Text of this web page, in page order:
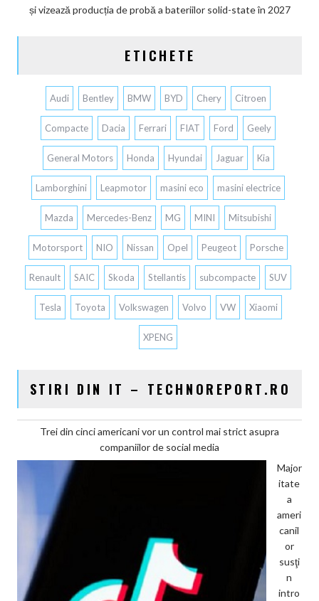
și vizează producția de probă a bateriilor solid-state în 2027
ETICHETE
Audi Bentley BMW BYD Chery Citroen
Compacte Dacia Ferrari FIAT Ford Geely
General Motors Honda Hyundai Jaguar Kia
Lamborghini Leapmotor masini eco masini electrice
Mazda Mercedes-Benz MG MINI Mitsubishi
Motorsport NIO Nissan Opel Peugeot Porsche
Renault SAIC Skoda Stellantis subcompacte SUV
Tesla Toyota Volkswagen Volvo VW Xiaomi
XPENG
STIRI DIN IT – TECHNOREPORT.RO
Trei din cinci americani vor un control mai strict asupra
companiilor de social media
Major
itate
a
ameri
canil
or
susţi
n
intro